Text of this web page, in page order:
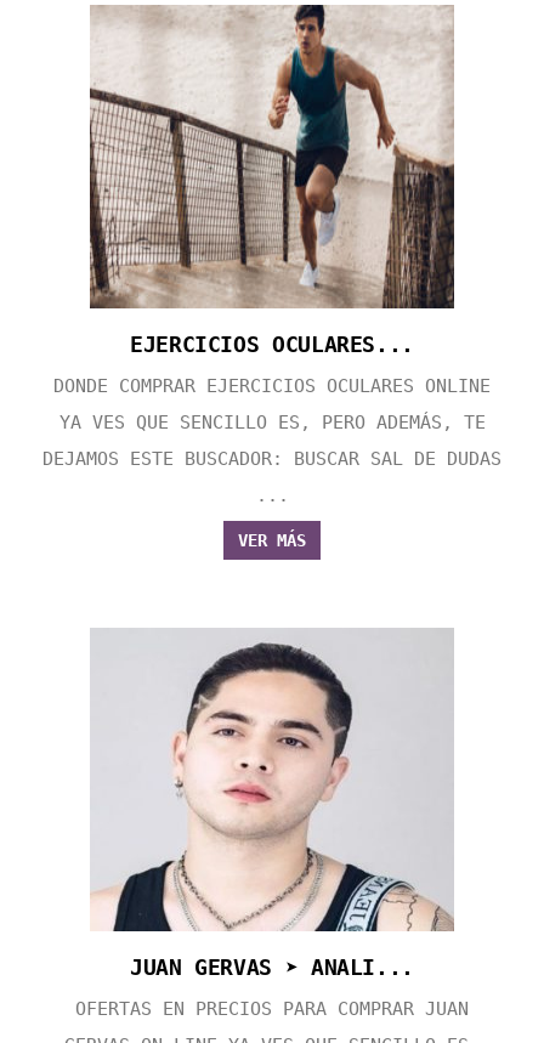
EJERCICIOS OCULARES...
DONDE COMPRAR EJERCICIOS OCULARES ONLINE
YA VES QUE SENCILLO ES, PERO ADEMÁS, TE
DEJAMOS ESTE BUSCADOR: BUSCAR SAL DE DUDAS
...
VER MÁS
JUAN GERVAS ➤ ANALI...
OFERTAS EN PRECIOS PARA COMPRAR JUAN